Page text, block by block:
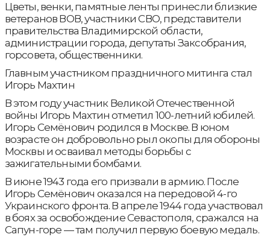
Цветы, венки, памятные ленты принесли близкие
ветеранов ВОВ, участники СВО, представители
правительства Владимирской области,
администрации города, депутаты Заксобрания,
горсовета, общественники.
Главным участником праздничного митинга стал
Игорь Махтин
В этом году участник Великой Отечественной
войны Игорь Махтин отметил 100-летний юбилей.
Игорь Семёнович родился в Москве. В юном
возрасте он добровольно рыл окопы для обороны
Москвы и осваивал методы борьбы с
зажигательными бомбами.
В июне 1943 года его призвали в армию. После
Игорь Семёнович оказался на передовой 4-го
Украинского фронта. В апреле 1944 года участвовал
в боях за освобождение Севастополя, сражался на
Сапун-горе — там получил первую боевую медаль.